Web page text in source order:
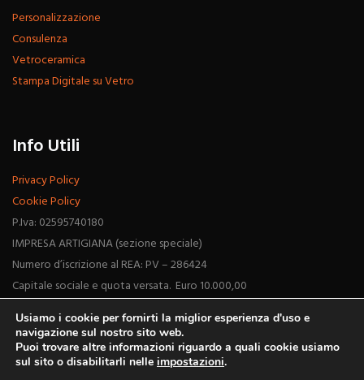
Personalizzazione
Consulenza
Vetroceramica
Stampa Digitale su Vetro
Info Utili
Privacy Policy
Cookie Policy
P.Iva: 02595740180
IMPRESA ARTIGIANA (sezione speciale)
Numero d’iscrizione al REA: PV – 286424
Capitale sociale e quota versata. Euro 10.000,00
Usiamo i cookie per fornirti la miglior esperienza d'uso e
navigazione sul nostro sito web.
Puoi trovare altre informazioni riguardo a quali cookie usiamo
sul sito o disabilitarli nelle impostazioni.